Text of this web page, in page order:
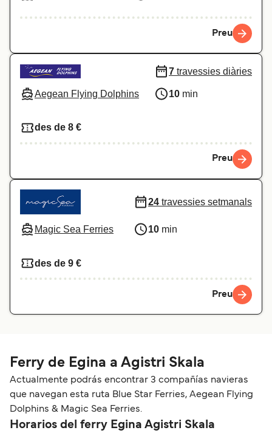
Preu
Aegean Flying Dolphins
7 travessies diàries
10 min
des de 8 €
Preu
Magic Sea Ferries
24 travessies setmanals
10 min
des de 9 €
Preu
Ferry de Egina a Agistri Skala
Actualmente podrás encontrar 3 compañías navieras
que navegan esta ruta Blue Star Ferries, Aegean Flying
Dolphins & Magic Sea Ferries.
Horarios del ferry Egina Agistri Skala